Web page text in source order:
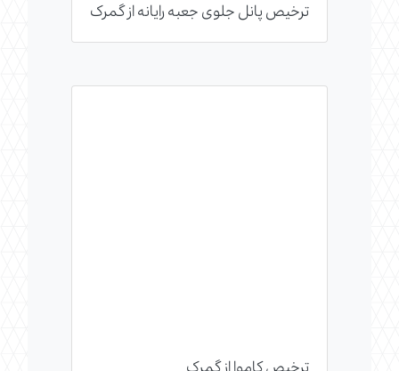
ترخیص پانل جلوی جعبه رایانه از گمرک